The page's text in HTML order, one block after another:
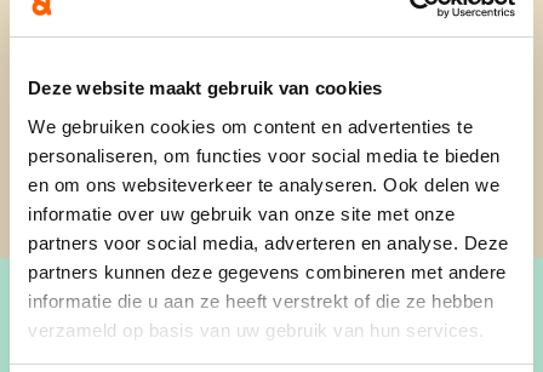
Deze website maakt gebruik van cookies
We gebruiken cookies om content en advertenties te
personaliseren, om functies voor social media te bieden
en om ons websiteverkeer te analyseren. Ook delen we
informatie over uw gebruik van onze site met onze
partners voor social media, adverteren en analyse. Deze
partners kunnen deze gegevens combineren met andere
informatie die u aan ze heeft verstrekt of die ze hebben
verzameld op basis van uw gebruik van hun services.